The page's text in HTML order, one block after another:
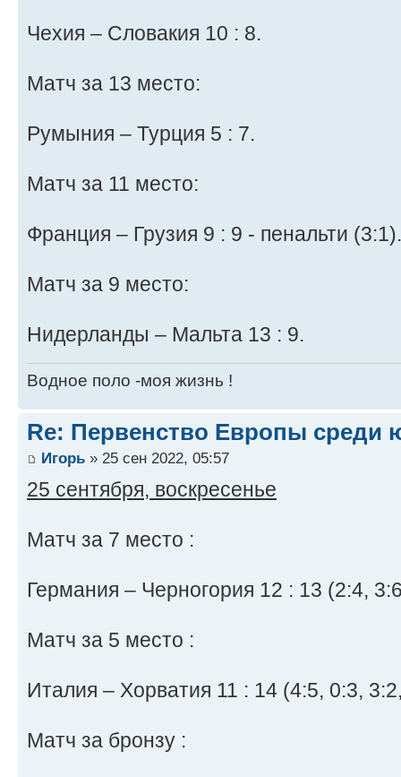
Чехия – Словакия 10 : 8.
Матч за 13 место:
Румыния – Турция 5 : 7.
Матч за 11 место:
Франция – Грузия 9 : 9 - пенальти (3:1).
Матч за 9 место:
Нидерланды – Мальта 13 : 9.
Водное поло -моя жизнь !
Re: Первенство Европы среди
Игорь » 25 сен 2022, 05:57
25 сентября, воскресенье
Матч за 7 место :
Германия – Черногория 12 : 13 (2:4,
Матч за 5 место :
Италия – Хорватия 11 : 14 (4:5, 0:3,
Матч за бронзу :